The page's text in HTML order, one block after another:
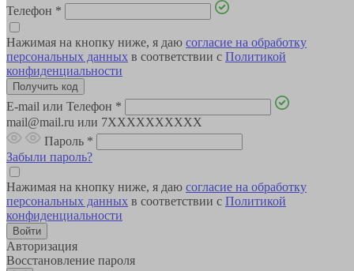
Телефон *
Нажимая на кнопку ниже, я даю согласие на обработку
персональных данных в соответствии с Политикой
конфиденциальности
E-mail или Телефон *
mail@mail.ru или 7XXXXXXXXXX
Пароль *
Забыли пароль?
Нажимая на кнопку ниже, я даю согласие на обработку
персональных данных в соответствии с Политикой
конфиденциальности
Авторизация
Восстановление пароля